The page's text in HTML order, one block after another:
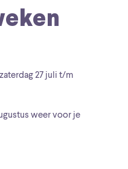
27 juli t/m
weer voor je